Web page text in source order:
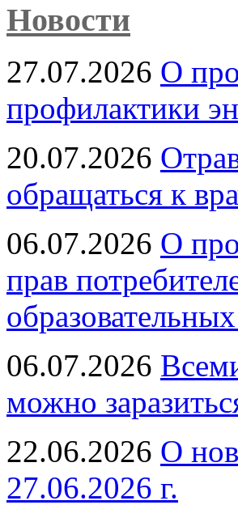
Новости
27.07.2026 О
профилактики
20.07.2026
обращаться к
06.07.2026 О
прав
06.07.2026
можно
22.06.2026 О
27.06.2026 г.